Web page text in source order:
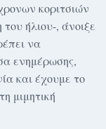
κοριτσιών
ήλιου-, άνοιξε
να
ενημέρωσης,
και έχουμε το
μιμητική